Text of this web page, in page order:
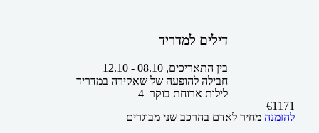
דילים למדריד
בין התאריכים, -
12.10
חבילה להופעה של שאקירה במדריד
4 לילות ארוחת בוקר
€1171
להזמנה מחיר לאדם בהרכב שני מבוגרים